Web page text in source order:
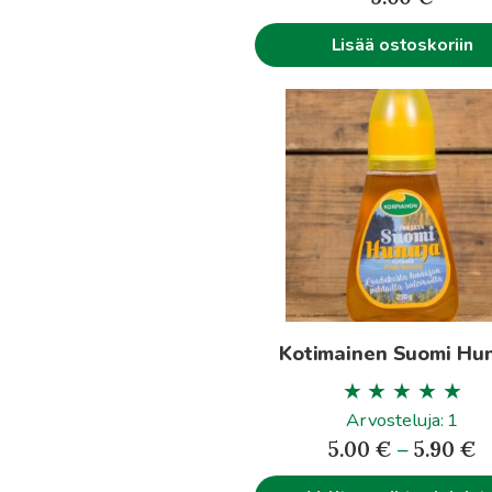
Lisää ostoskoriin
Kotimainen Suomi
Arvosteluja: 1
5.00 € – 5.90 €
tuotteella
useampi
muunnelma.
Voit
tehdä
valinnat
tuotteen
sivulla.